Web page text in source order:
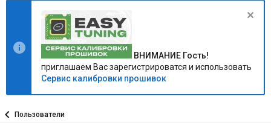
ВНИМАНИЕ Гость!
приглашаем Вас зарегистрироватся и использовать
Сервис калибровки прошивок
Пользователи